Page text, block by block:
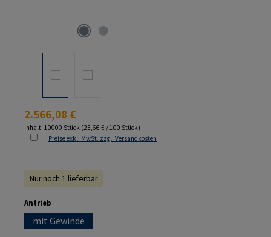
Regulärer Preis:
2.566,08 €
Inhalt: 10000 Stück (25,66 € / 100 Stück)
Preise exkl. MwSt. zzgl. Versandkosten
Nur noch 1 lieferbar
Antrieb
mit Gewinde